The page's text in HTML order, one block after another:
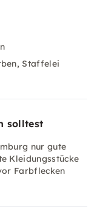
Staffelei
solltest
nur gute
Kleidungsstücke
Farbflecken